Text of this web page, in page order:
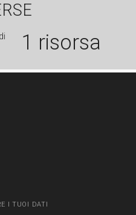
di 1 risorsa
I TUOI DATI